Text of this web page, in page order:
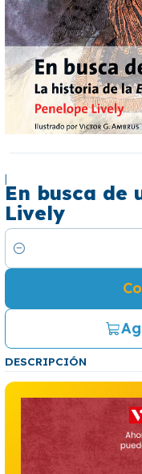
|
En busca de
Lively
Cantidad
DESCRIPCIÓN